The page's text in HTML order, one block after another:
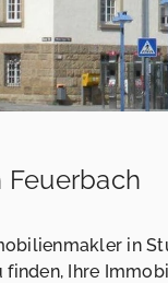
in
finden, Ihre